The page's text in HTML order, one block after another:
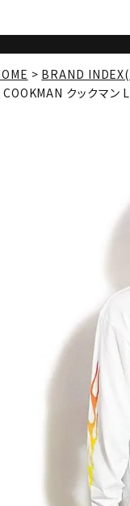
BRAND INDEX(
COOKMAN クックマ